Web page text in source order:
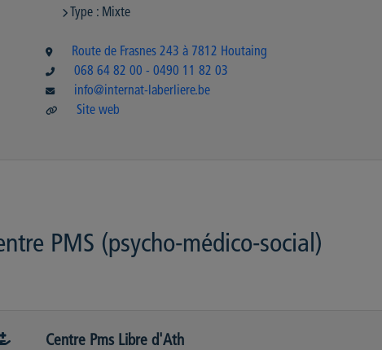
Type : Mixte
Route de Frasnes 243 à 7812 Houtaing
068 64 82 00 - 0490 11 82 03
info@internat-laberliere.be
Site web
PMS (psycho-médico-social)
Centre Pms Libre d'Ath